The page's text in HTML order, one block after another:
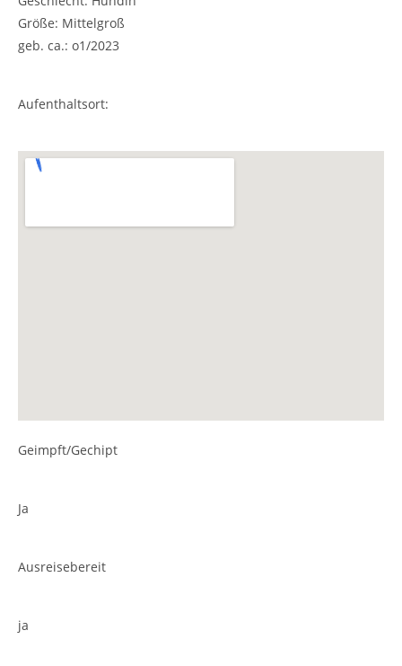
Größe: Mittelgroß
geb. ca.: o1/2023
Aufenthaltsort:
Geimpft/Gechipt
Ja
Ausreisebereit
ja